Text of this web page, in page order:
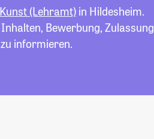
Kunst (Lehramt) in Hildesheim.
Bewerbung, Zulassung
informieren.